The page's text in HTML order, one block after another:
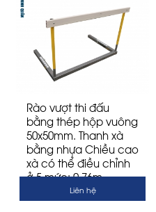
Rào vượt thi đấu
bằng thép hộp vuông
50x50mm. Thanh xà
bằng nhựa Chiều cao
xà có thể điều chỉnh
ở 5 mức: 0.76m -
0.84m - 0.92m - 0.99m -
1.06m
Liên hệ